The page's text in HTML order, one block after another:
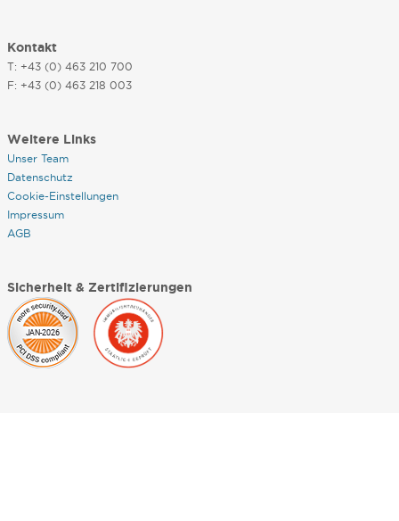
Kontakt
T: +43 (0) 463 210 700
F: +43 (0) 463 218 003
Weitere Links
Unser Team
Datenschutz
Cookie-Einstellungen
Impressum
AGB
Sicherheit & Zertifizierungen